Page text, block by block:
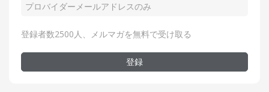
登録者数2500人、メルマガを無料で受け取る
登録